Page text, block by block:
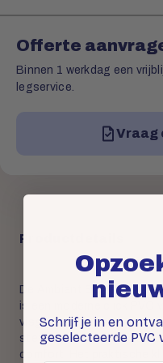
Offerte
Binnen 1 werkdag een
legservice.
Vraag
Productdetails
De Ambiant Spigato
is een moderne click PVC
visgraatpatroon en een
sterke SRC-kern biedt
comfort. Het praktische
Schrijf je in en
geselecteerde PVC